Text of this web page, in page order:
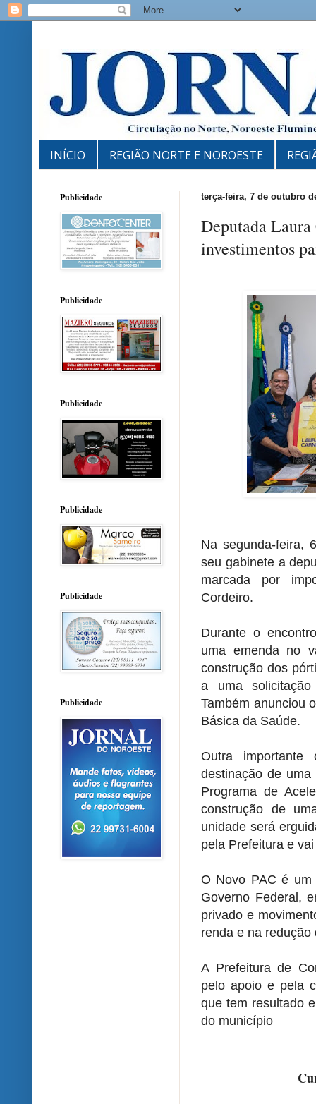
INÍCIO REGIÃO NORTE E NOROESTE
terça-feira, 7 de outubro
Deputada
investimentos
Na segunda-feira,
seu gabinete a
marcada por
Cordeiro.
Durante o
uma emenda no
construção dos
a uma
Também anunciou
Básica da Saúde.
Outra importante
destinação de
Programa de
construção de
unidade será
pela Prefeitura e
O Novo PAC é um
Governo Federal,
privado e
renda e na
A Prefeitura de
pelo apoio e pela
que tem resultado
do município
Publicidade
Publicidade
Publicidade
Publicidade
Publicidade
Publicidade